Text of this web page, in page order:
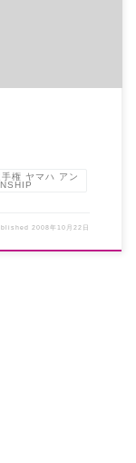
権 ヤマハ アン
2008年10月22日